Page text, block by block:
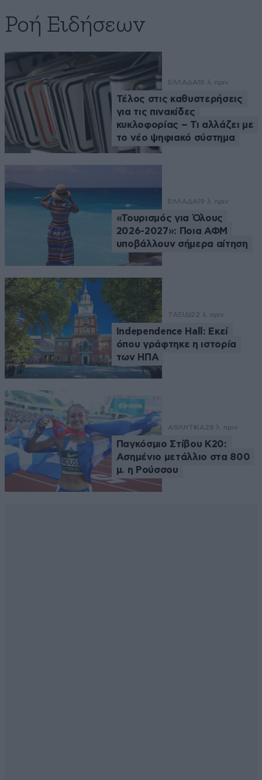
Ροή Ειδήσεων
ΕΛΛΑΔΑ 10 λ. πριν
Τέλος στις καθυστερήσεις
για τις πινακίδες
κυκλοφορίας – Τι αλλάζει με
το νέο ψηφιακό σύστημα
ΕΛΛΑΔΑ 19 λ. πριν
«Τουρισμός για Όλους
2026-2027»: Ποια ΑΦΜ
υποβάλλουν σήμερα αίτηση
ΤΑΞΙΔΙ22 λ. πριν
Independence Hall: Εκεί
όπου γράφτηκε η ιστορία
των ΗΠΑ
ΑΘΛΗΤΙΚΑ28 λ. πριν
Παγκόσμιο Στίβου Κ20:
Ασημένιο μετάλλιο στα 800
μ. η Ρούσσου